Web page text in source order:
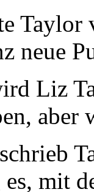
neue
Liz
aber
mit